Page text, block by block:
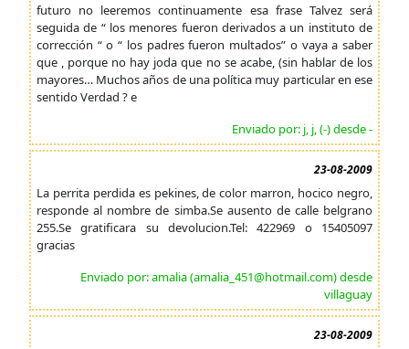
futuro no leeremos continuamente esa frase Talvez será
seguida de “ los menores fueron derivados a un instituto de
corrección “ o “ los padres fueron multados” o vaya a saber
que , porque no hay joda que no se acabe, (sin hablar de los
mayores… Muchos años de una política muy particular en ese
sentido Verdad ? e
Enviado por: j, j, (-) desde -
23-08-2009
La perrita perdida es pekines, de color marron, hocico negro,
responde al nombre de simba.Se ausento de calle belgrano
255.Se gratificara su devolucion.Tel: 422969 o 15405097
gracias
Enviado por: amalia (amalia_451@hotmail.com) desde
villaguay
23-08-2009